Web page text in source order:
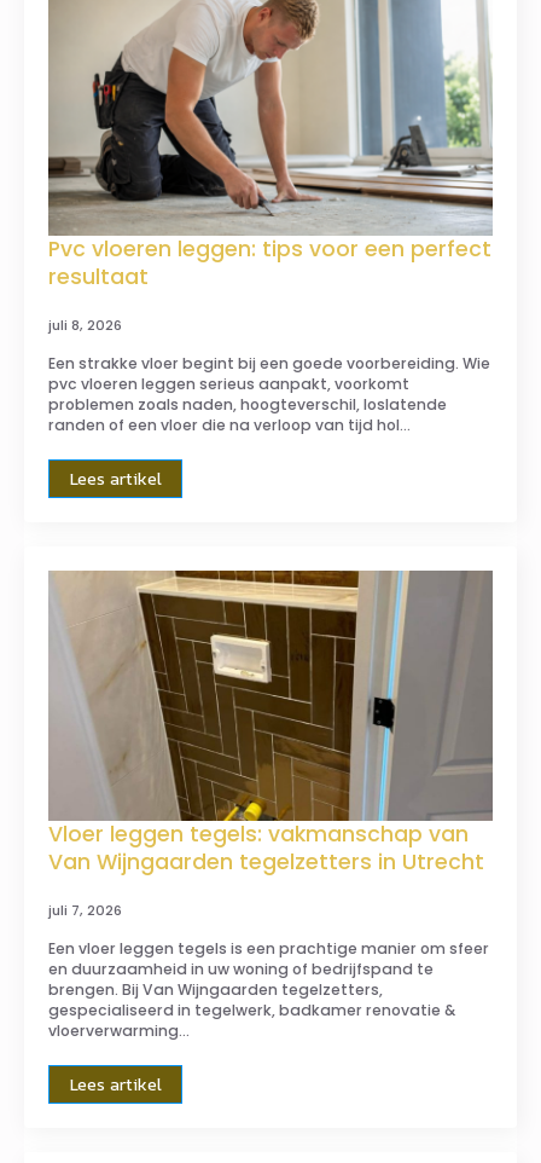
Pvc vloeren leggen: tips voor een perfect
resultaat
juli 8, 2026
Een strakke vloer begint bij een goede voorbereiding. Wie
pvc vloeren leggen serieus aanpakt, voorkomt
problemen zoals naden, hoogteverschil, loslatende
randen of een vloer die na verloop van tijd hol…
Lees artikel
Vloer leggen tegels: vakmanschap van
Van Wijngaarden tegelzetters in Utrecht
juli 7, 2026
Een vloer leggen tegels is een prachtige manier om sfeer
en duurzaamheid in uw woning of bedrijfspand te
brengen. Bij Van Wijngaarden tegelzetters,
gespecialiseerd in tegelwerk, badkamer renovatie &
vloerverwarming…
Lees artikel